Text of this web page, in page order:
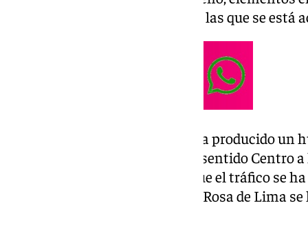
fachada y caída de árboles, ante las que se
En la avenida Lope de Vega se ha producido
obligado a cortar la circulación sentido Centro
avenida Julio Cortázar, por lo que el tráfico se
sentido sur de la avenida Santa Rosa de Lima